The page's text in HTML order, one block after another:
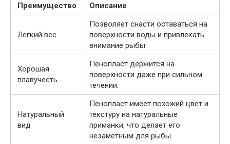
Преимущество
Описание
Легкий вес
Позволяет снасти оставаться на
поверхности воды и привлекать
внимание рыбы.
Хорошая
плавучесть
Пенопласт держится на
поверхности даже при сильном
течении.
Натуральный
вид
Пенопласт имеет похожий цвет и
текстуру на натуральные
приманки, что делает его
незаметным для рыбы.